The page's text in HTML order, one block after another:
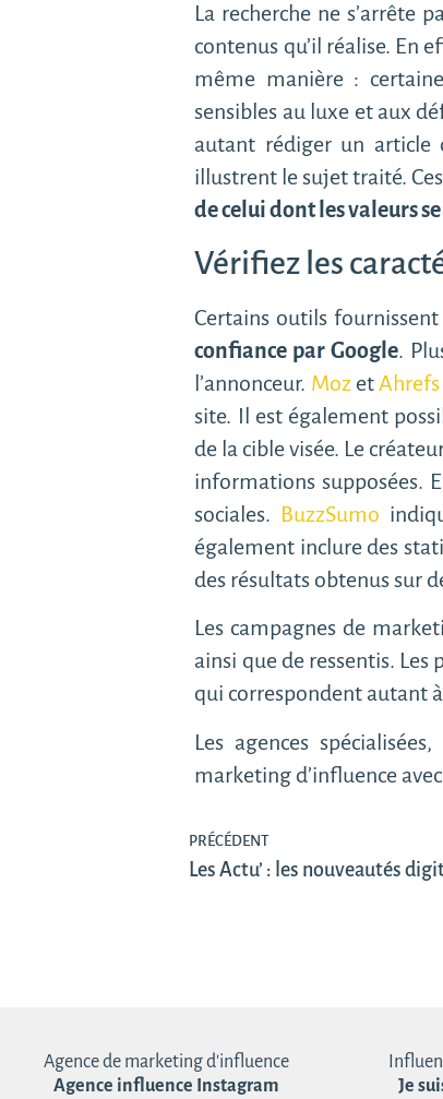
La recherche ne s’arrête
contenus qu’il réalise. En
même manière :
sensibles au luxe et aux
autant rédiger un article
illustrent le sujet traité.
de celui dont les valeurs
Vérifiez les
Certains outils
confiance par Google.
l’annonceur. MozetAhrefs
site. Il est également
de la cible visée. Le
informations supposées.
sociales. BuzzSumo
également inclure des
des résultats obtenus sur
Les campagnes de
ainsi que de ressentis.
qui correspondent autant
Les agences
marketing d’influence
PRÉCÉDENT
Les Actu’ : les nouveautés
Agence de marketing d'influence
Agence influence Instagram
Je